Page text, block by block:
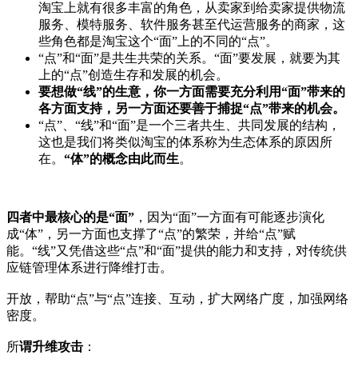
淘宝上就有很多丰富的角色，从卖家到给卖家提供物流
服务、模特服务、软件服务甚至代运营服务的商家，这
些角色都是淘宝这个“面”上的不同的“点”。
“点”和“面”是共生共荣的关系。“面”要发展，就要为其
上的“点”创造生存和发展的机会。
要想做“线”的生意，你一方面需要充分利用“面”带来的
各方面支持，另一方面还要善于捕捉“点”带来的机会。
“点”、“线”和“面”是一个三者共生、共同发展的结构，
这也是我们将类似淘宝的体系称为生态体系的原因所
在。 “体”的概念由此而生。
四者中最核心的是“面” ，因为“面”一方面有可能逐步演化
成“体”，另一方面也支撑了“点”的繁荣，并给“点”赋
能。“线”又凭借这些“点”和“面”提供的能力和支持，对传统供
应链管理体系进行降维打击。
开放，帮助“点”与“点”连接、互动，扩大网络广度，加强网络
密度。
所谓升维攻击 ：